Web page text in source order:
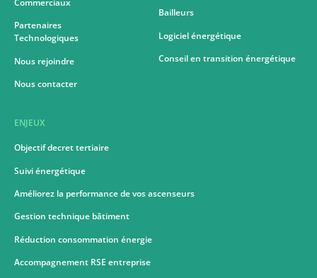
Commerciaux
Partenaires
Technologiques
Nous rejoindre
Nous contacter
ENJEUX
Objectif decret tertiaire
Suivi énergétique
Améliorez la performance de vos ascenseurs
Gestion technique bâtiment
Réduction consommation énergie
Accompagnement RSE entreprise
Bailleurs
Logiciel énergétique
Conseil en transition énergétique